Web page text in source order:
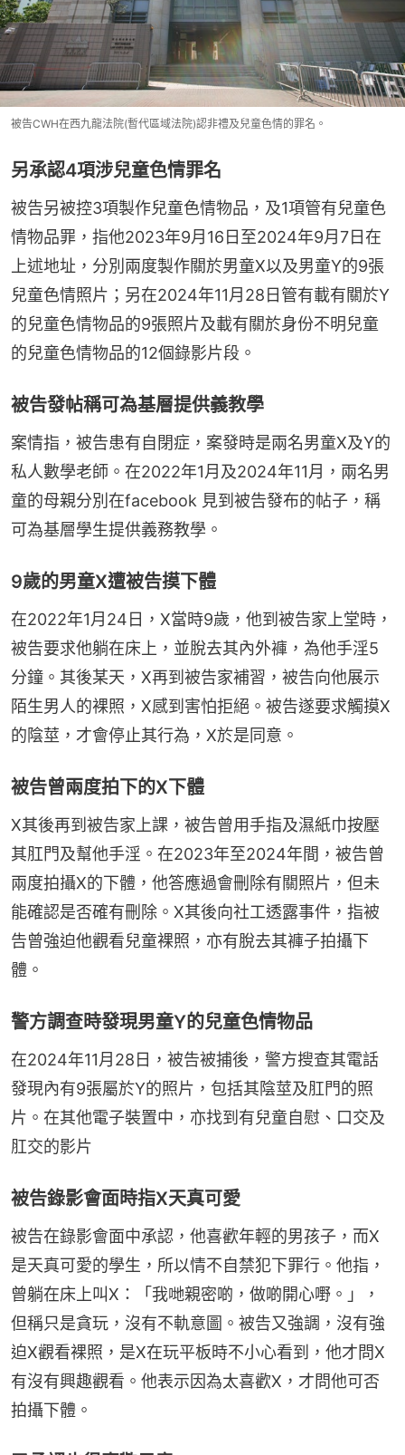
被告CWH在西九龍法院(暫代區域法院)認非禮及兒童色情的罪名。
另承認4項涉兒童色情罪名
被告另被控3項製作兒童色情物品，及1項管有兒童色
情物品罪，指他2023年9月16日至2024年9月7日在
上述地址，分別兩度製作關於男童X以及男童Y的9張
兒童色情照片；另在2024年11月28日管有載有關於Y
的兒童色情物品的9張照片及載有關於身份不明兒童
的兒童色情物品的12個錄影片段。
被告發帖稱可為基層提供義教學
案情指，被告患有自閉症，案發時是兩名男童X及Y的
私人數學老師。在2022年1月及2024年11月，兩名男
童的母親分別在facebook 見到被告發布的帖子，稱
可為基層學生提供義務教學。
9歲的男童X遭被告摸下體
在2022年1月24日，X當時9歲，他到被告家上堂時，
被告要求他躺在床上，並脫去其內外褲，為他手淫5
分鐘。其後某天，X再到被告家補習，被告向他展示
陌生男人的裸照，X感到害怕拒絕。被告遂要求觸摸X
的陰莖，才會停止其行為，X於是同意。
被告曾兩度拍下的X下體
X其後再到被告家上課，被告曾用手指及濕紙巾按壓
其肛門及幫他手淫。在2023年至2024年間，被告曾
兩度拍攝X的下體，他答應過會刪除有關照片，但未
能確認是否確有刪除。X其後向社工透露事件，指被
告曾強迫他觀看兒童裸照，亦有脫去其褲子拍攝下
體。
警方調查時發現男童Y的兒童色情物品
在2024年11月28日，被告被捕後，警方搜查其電話
發現內有9張屬於Y的照片，包括其陰莖及肛門的照
片。在其他電子裝置中，亦找到有兒童自慰、口交及
肛交的影片
被告錄影會面時指X天真可愛
被告在錄影會面中承認，他喜歡年輕的男孩子，而X
是天真可愛的學生，所以情不自禁犯下罪行。他指，
曾躺在床上叫X：「我哋親密啲，做啲開心嘢。」，
但稱只是貪玩，沒有不軌意圖。被告又強調，沒有強
迫X觀看裸照，是X在玩平板時不小心看到，他才問X
有沒有興趣觀看。他表示因為太喜歡X，才問他可否
拍攝下體。